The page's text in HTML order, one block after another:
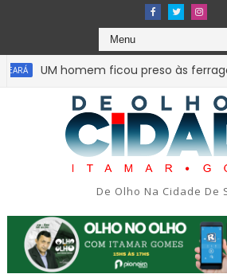
UM homem ficou preso às
Uma simulação de assalto
De Olho Na Cidade De